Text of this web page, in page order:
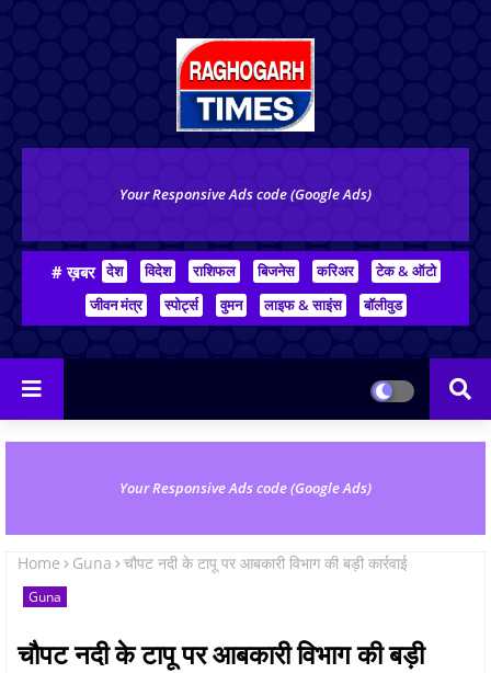
Your Responsive Ads code (Google Ads)
# ख़बर देश विदेश राशिफल बिजनेस करिअर
टेक & ऑटो
जीवन मंत्र
स्पोर्ट्स वुमन लाइफ & साइंस बॉलीवुड
Your Responsive Ads code (Google Ads)
Home Guna चौपट नदी के टापू पर आबकारी विभाग की बड़ी कार्रवाई
Guna
चौपट नदी के टापू पर आबकारी विभाग की बड़ी